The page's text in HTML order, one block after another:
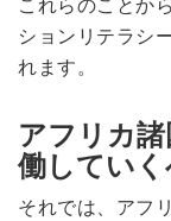
ションリテラシ
れます。
アフリカ
働してい
それでは、アフ